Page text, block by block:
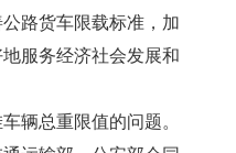
路货车限载标准，加
服务经济社会发展和
总重限值的问题。